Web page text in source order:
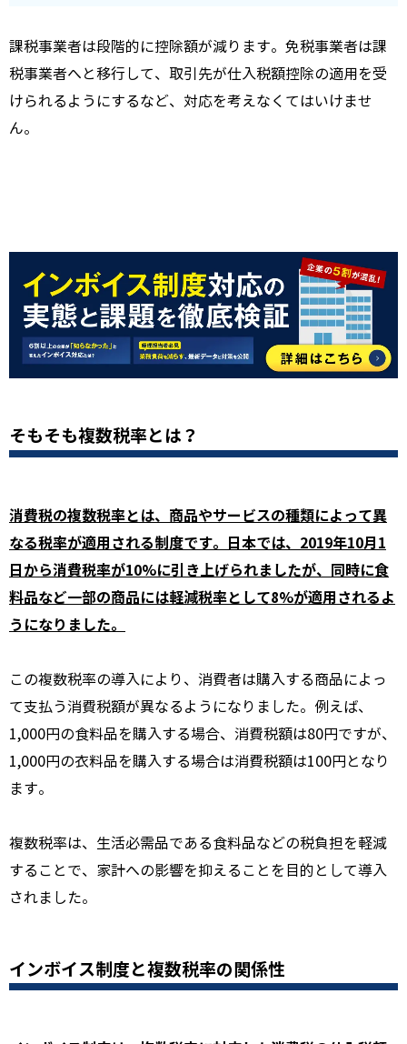
課税事業者は段階的に控除額が減ります。免税事業者は課
税事業者へと移行して、取引先が仕入税額控除の適用を受
けられるようにするなど、対応を考えなくてはいけませ
ん。
そもそも複数税率とは？
消費税の複数税率とは、商品やサービスの種類によって異
なる税率が適用される制度です。日本では、2019年10月1
日から消費税率が10%に引き上げられましたが、同時に食
料品など一部の商品には軽減税率として8%が適用されるよ
うになりました。
この複数税率の導入により、消費者は購入する商品によっ
て支払う消費税額が異なるようになりました。例えば、
1,000円の食料品を購入する場合、消費税額は80円ですが、
1,000円の衣料品を購入する場合は消費税額は100円となり
ます。
複数税率は、生活必需品である食料品などの税負担を軽減
することで、家計への影響を抑えることを目的として導入
されました。
インボイス制度と複数税率の関係性